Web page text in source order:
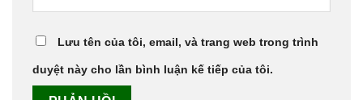
Lưu tên của tôi, email, và trang web trong trình
duyệt này cho lần bình luận kế tiếp của tôi.